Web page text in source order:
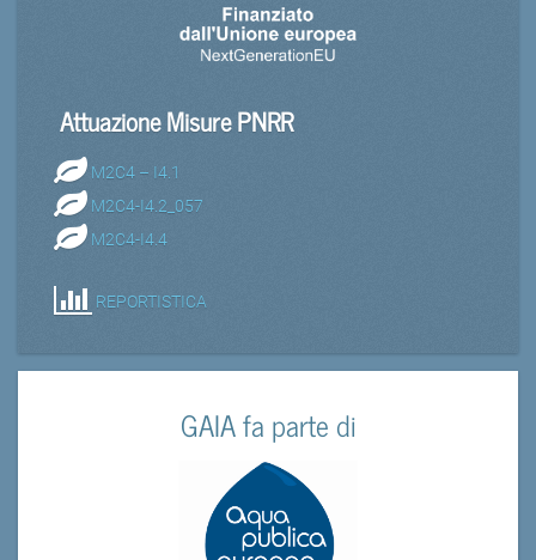
Attuazione Misure PNRR
M2C4 – I4.1
M2C4-I4.2_057
M2C4-I4.4
REPORTISTICA
GAIA fa parte di